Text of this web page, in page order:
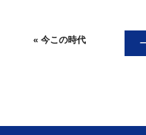
« 今この時代